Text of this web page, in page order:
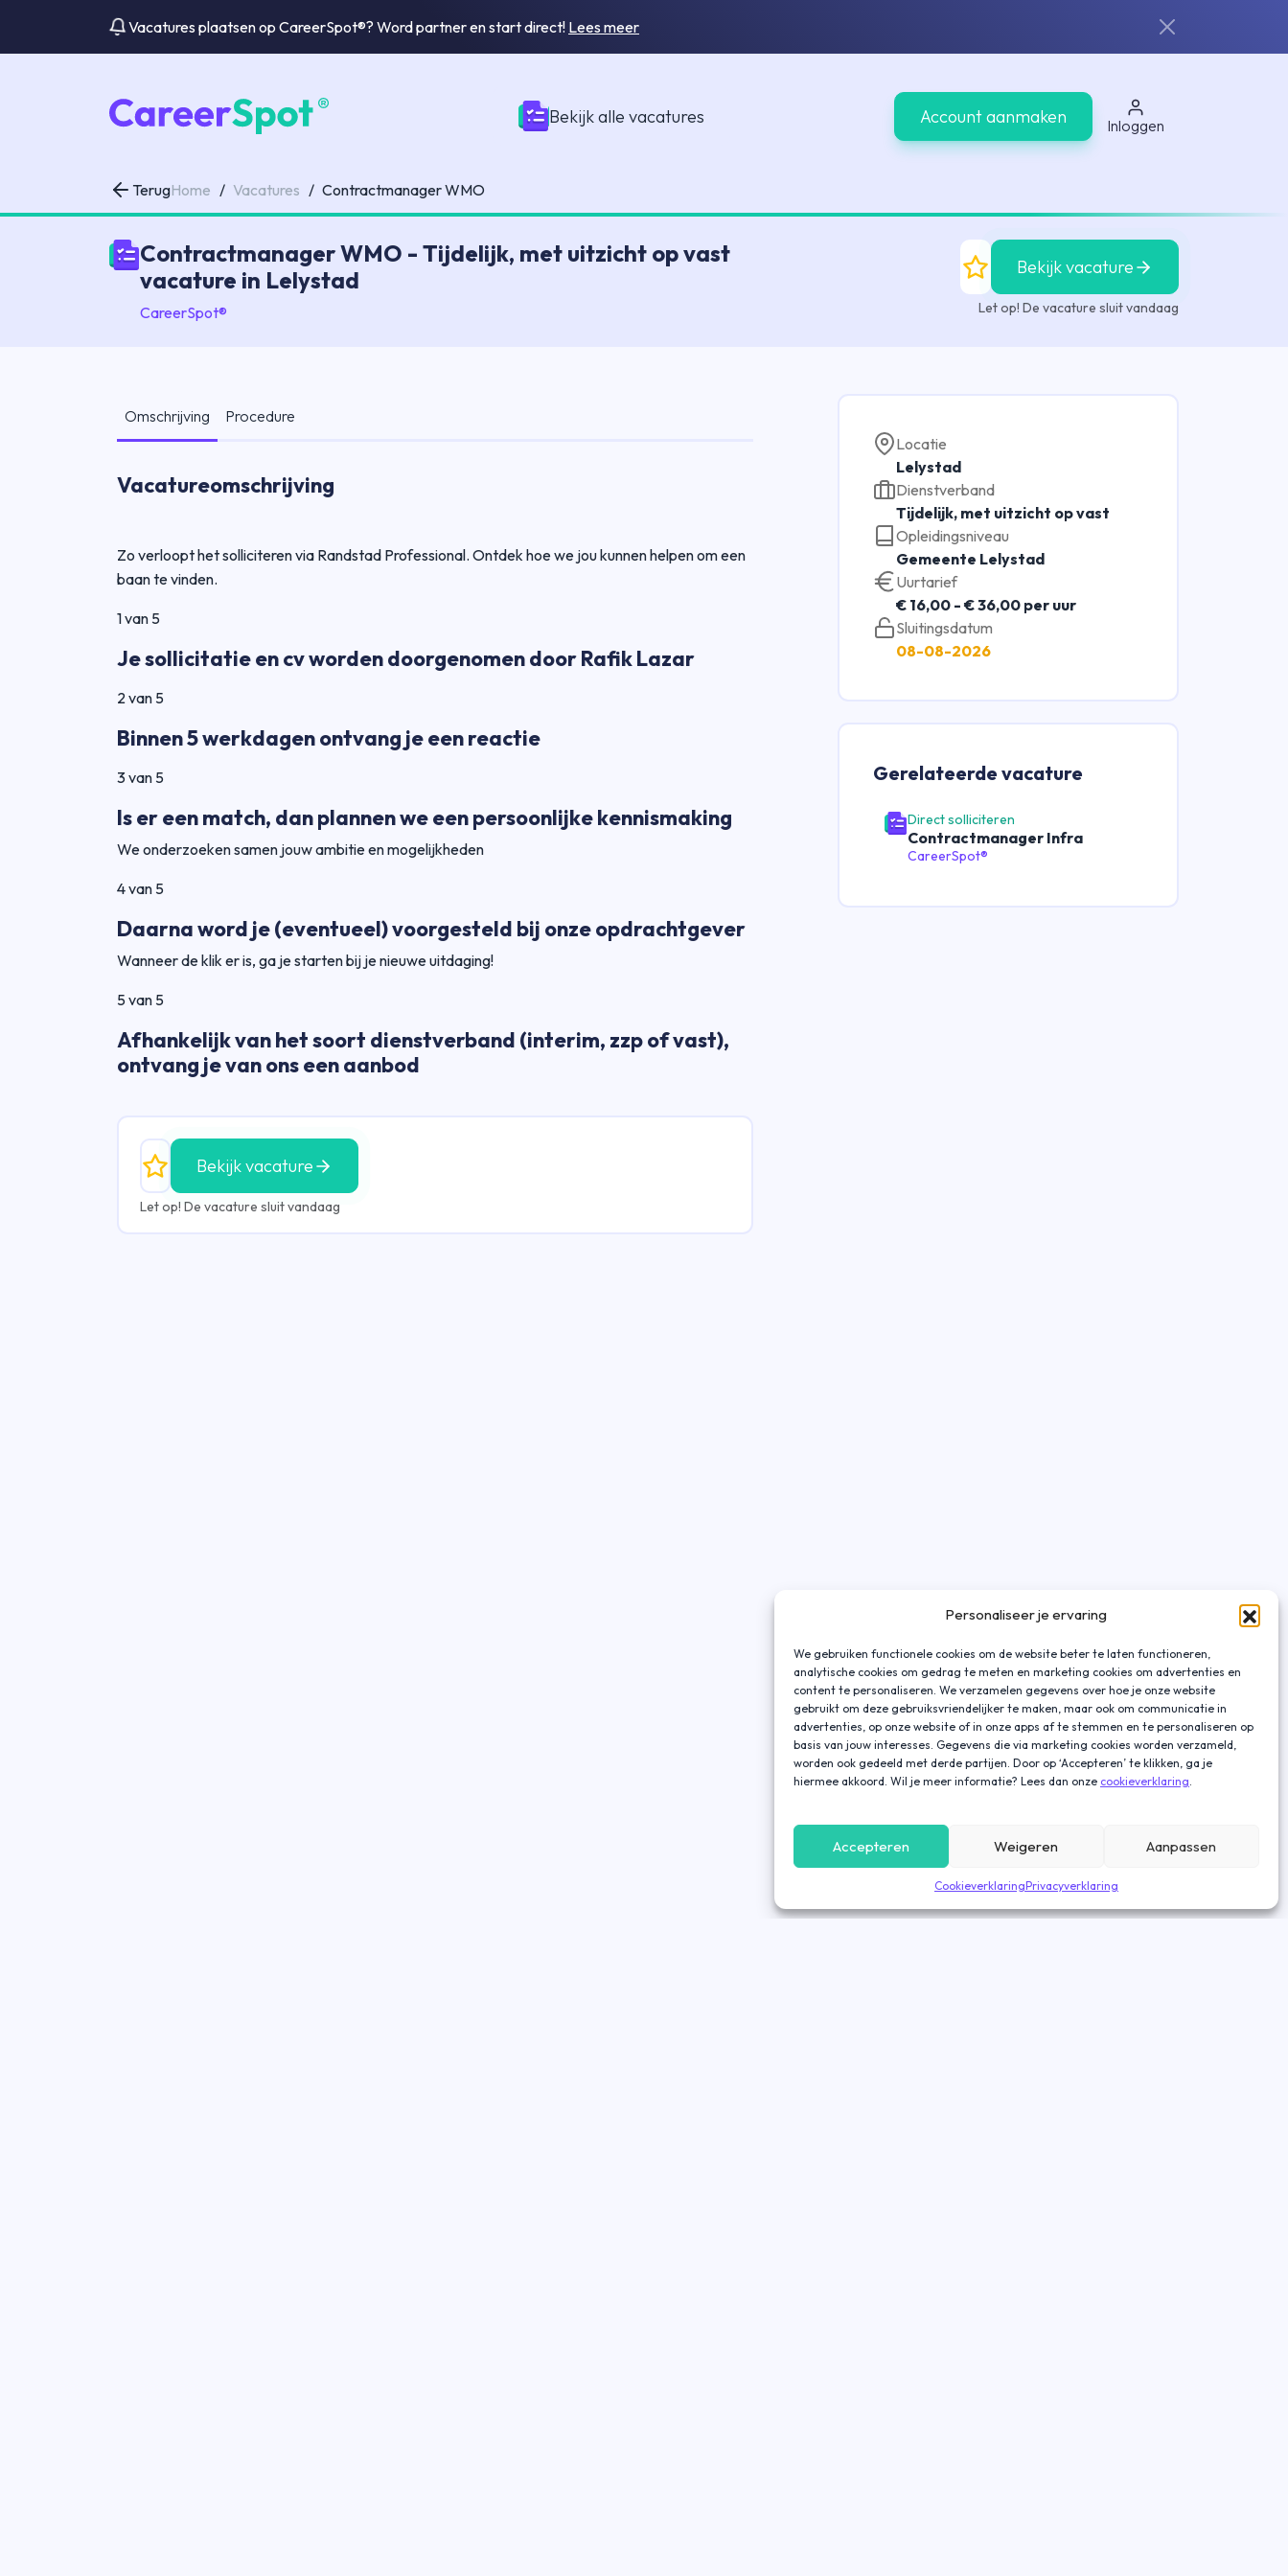
Personaliseer je ervaring
We gebruiken functionele cookies om de website beter te laten functioneren,
analytische cookies om gedrag te meten en marketing cookies om advertenties en
content te personaliseren. We verzamelen gegevens over hoe je onze website
gebruikt om deze gebruiksvriendelijker te maken, maar ook om communicatie in
advertenties, op onze website of in onze apps af te stemmen en te personaliseren op
basis van jouw interesses. Gegevens die via marketing cookies worden verzameld,
worden ook gedeeld met derde partijen. Door op ‘Accepteren’ te klikken, ga je
hiermee akkoord. Wil je meer informatie? Lees dan onze cookieverklaring.
Accepteren Weigeren Aanpassen
CookieverklaringPrivacyverklaring
Vacatures plaatsen op CareerSpot®? Word partner en start direct! Lees meer
Bekijk alle vacatures Account aanmaken Inloggen
TerugHome / Vacatures / Contractmanager WMO
Contractmanager WMO - Tijdelijk, met uitzicht op vast
vacature in Lelystad
CareerSpot®
Bekijk vacature
Let op! De vacature sluit vandaag
Omschrijving Procedure
Vacatureomschrijving
Zo verloopt het solliciteren via Randstad Professional. Ontdek hoe we jou kunnen helpen om een
baan te vinden.
1 van 5
Je sollicitatie en cv worden doorgenomen door Rafik Lazar
2 van 5
Binnen 5 werkdagen ontvang je een reactie
3 van 5
Is er een match, dan plannen we een persoonlijke kennismaking
We onderzoeken samen jouw ambitie en mogelijkheden
4 van 5
Daarna word je (eventueel) voorgesteld bij onze opdrachtgever
Wanneer de klik er is, ga je starten bij je nieuwe uitdaging!
5 van 5
Afhankelijk van het soort dienstverband (interim, zzp of vast),
ontvang je van ons een aanbod
Bekijk vacature
Let op! De vacature sluit vandaag
Locatie
Lelystad
Dienstverband
Tijdelijk, met uitzicht op vast
Opleidingsniveau
Gemeente Lelystad
Uurtarief
€ 16,00 - € 36,00 per uur
Sluitingsdatum
08-08-2026
Gerelateerdevacature
Direct solliciteren
Contractmanager Infra
CareerSpot®